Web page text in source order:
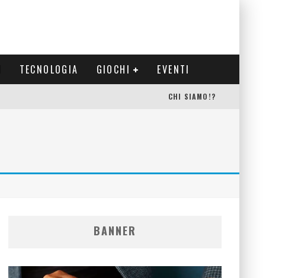
TECNOLOGIA GIOCHI EVENTI
CHI SIAMO!?
BANNER